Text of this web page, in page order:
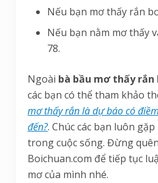
Nếu bạn mơ thấy rắn
Nếu bạn nằm mơ thấy
78.
Ngoài bà bầu mơ thấy rắn
các bạn có thể tham khảo
mơ thấy rắn là dự báo có
đến?. Chúc các bạn luôn
trong cuộc sống. Đừng
Boichuan.com để tiếp tục
mơ của mình nhé.